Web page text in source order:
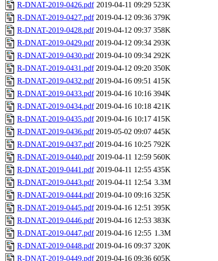
R-DNAT-2019-0426.pdf 2019-04-11 09:29 523K
R-DNAT-2019-0427.pdf 2019-04-12 09:36 379K
R-DNAT-2019-0428.pdf 2019-04-12 09:37 358K
R-DNAT-2019-0429.pdf 2019-04-12 09:34 293K
R-DNAT-2019-0430.pdf 2019-04-10 09:34 292K
R-DNAT-2019-0431.pdf 2019-04-12 09:20 350K
R-DNAT-2019-0432.pdf 2019-04-16 09:51 415K
R-DNAT-2019-0433.pdf 2019-04-16 10:16 394K
R-DNAT-2019-0434.pdf 2019-04-16 10:18 421K
R-DNAT-2019-0435.pdf 2019-04-16 10:17 415K
R-DNAT-2019-0436.pdf 2019-05-02 09:07 445K
R-DNAT-2019-0437.pdf 2019-04-16 10:25 792K
R-DNAT-2019-0440.pdf 2019-04-11 12:59 560K
R-DNAT-2019-0441.pdf 2019-04-11 12:55 435K
R-DNAT-2019-0443.pdf 2019-04-11 12:54 3.3M
R-DNAT-2019-0444.pdf 2019-04-10 09:16 325K
R-DNAT-2019-0445.pdf 2019-04-16 12:51 395K
R-DNAT-2019-0446.pdf 2019-04-16 12:53 383K
R-DNAT-2019-0447.pdf 2019-04-16 12:55 1.3M
R-DNAT-2019-0448.pdf 2019-04-16 09:37 320K
R-DNAT-2019-0449.pdf 2019-04-16 09:36 605K